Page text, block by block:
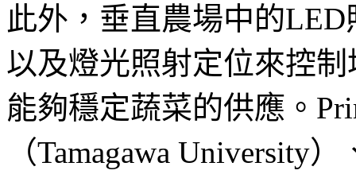
此外，垂直農場中的
以及燈光照射定位來控
能夠穩定蔬菜的供應。
（Tamagawa University